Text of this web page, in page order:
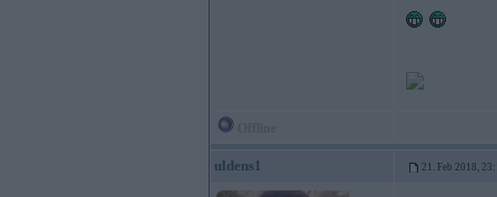
uldens1 21. Feb 2018,